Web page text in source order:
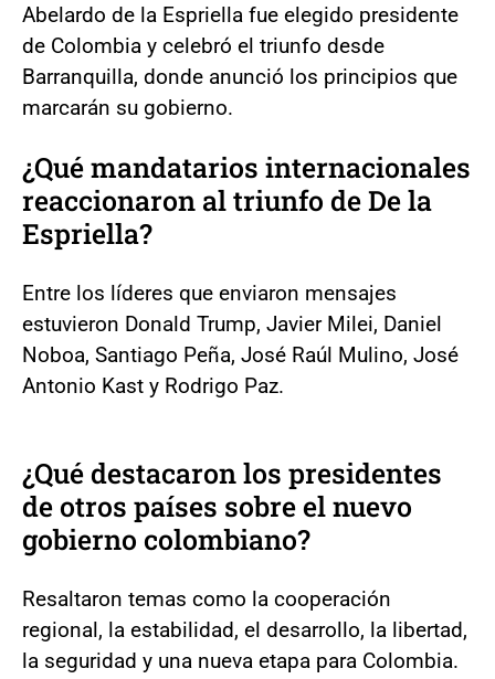
Abelardo de la Espriella fue elegido presidente
de Colombia y celebró el triunfo desde
Barranquilla, donde anunció los principios que
marcarán su gobierno.
¿Qué mandatarios internacionales
reaccionaron al triunfo de De la
Espriella?
Entre los líderes que enviaron mensajes
estuvieron Donald Trump, Javier Milei, Daniel
Noboa, Santiago Peña, José Raúl Mulino, José
Antonio Kast y Rodrigo Paz.
¿Qué destacaron los presidentes
de otros países sobre el nuevo
gobierno colombiano?
Resaltaron temas como la cooperación
regional, la estabilidad, el desarrollo, la libertad,
la seguridad y una nueva etapa para Colombia.